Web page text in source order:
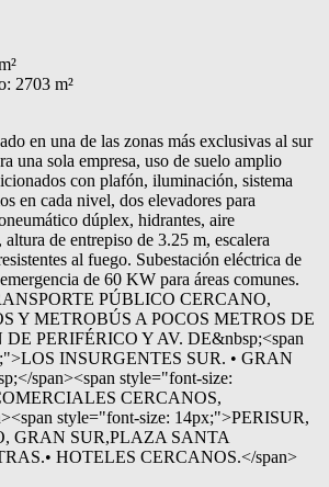
2703 m²
en una de las zonas más exclusivas al sur
una sola empresa, uso de suelo amplio
con plafón, iluminación, sistema
en cada nivel, dos elevadores para
dúplex, hidrantes, aire
de entrepiso de 3.25 m, escalera
al fuego. Subestación eléctrica de
de 60 KW para áreas comunes.
PÚBLICO CERCANO,
Y METROBÚS A POCOS METROS DE
PERIFÉRICO Y AV. DE&nbsp;<span
INSURGENTES SUR. • GRAN
span><span style="font-size:
CERCANOS,
style="font-size: 14px;">PERISUR,
GRAN SUR,PLAZA SANTA
HOTELES CERCANOS.</span>